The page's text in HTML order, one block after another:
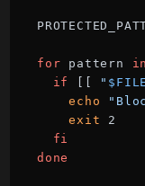
for pattern in
if
"
echo
exit 2
fi
done